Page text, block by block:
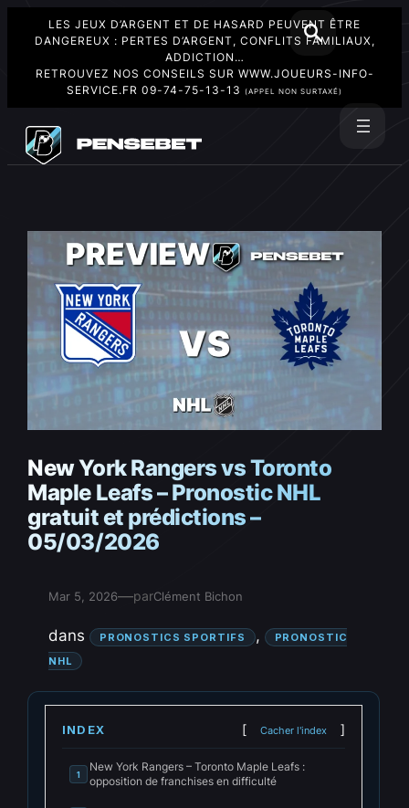
LES JEUX D’ARGENT ET DE HASARD PEUVENT ÊTRE
DANGEREUX : PERTES D’ARGENT, CONFLITS FAMILIAUX,
ADDICTION…
RETROUVEZ NOS CONSEILS SUR WWW.JOUEURS-INFO-
SERVICE.FR 09-74-75-13-13 (APPEL NON SURTAXÉ)
contenu
New York Rangers vs Toronto
Maple Leafs – Pronostic NHL
gratuit et prédictions –
05/03/2026
Mar 5, 2026—parClément Bichon
dans PRONOSTICS SPORTIFS ,
PRONOSTIC
NHL
INDEX Cacher l'index
1
New York Rangers – Toronto Maple Leafs :
opposition de franchises en difficulté